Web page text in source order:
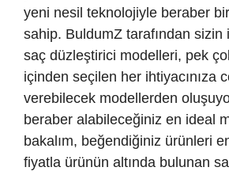
yeni nesil teknolojiyle beraber
sahip. BuldumZ tarafından sizin
saç düzleştirici modelleri, pek
içinden seçilen her ihtiyacınıza
verebilecek modellerden
beraber alabileceğiniz en ideal
bakalım, beğendiğiniz ürünleri
fiyatla ürünün altında bulunan